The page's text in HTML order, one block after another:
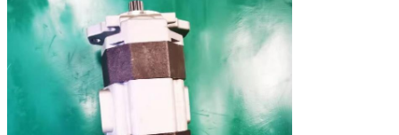
705-55-34190
車輪の積込み機
WA380
SAL80+36+50+22
705-55-34180
車輪の積込み機
WA350、WA380
705-55-34160
車輪の積込み機
WA300、WA320
SAL71+32+32+20
705-55-34000
車輪の積込み機
560B
46
サラソウジュ
100+050+063